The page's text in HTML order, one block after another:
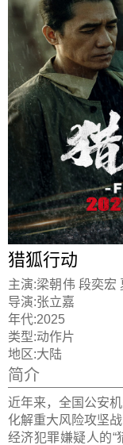
猎狐行动
主演:梁朝伟 段奕宏
·加西亚
导演:张立嘉
年代:2025
类型:动作片
地区:大陆
简介
近年来，全国公安
化解重大风险攻坚
经济犯罪嫌疑人的“